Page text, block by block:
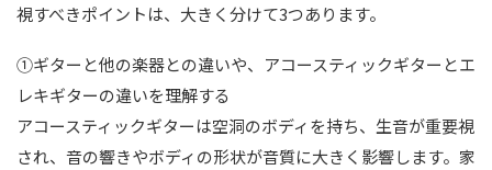
視すべきポイントは、大きく分けて3つあります。
①ギターと他の楽器との違いや、アコースティックギターとエ
レキギターの違いを理解する
アコースティックギターは空洞のボディを持ち、生音が重要視
され、音の響きやボディの形状が音質に大きく影響します。家